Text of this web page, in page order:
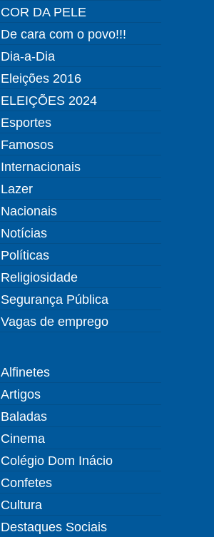
COR DA PELE
De cara com o povo!!!
Dia-a-Dia
Eleições 2016
ELEIÇÕES 2024
Esportes
Famosos
Internacionais
Lazer
Nacionais
Notícias
Políticas
Religiosidade
Segurança Pública
Vagas de emprego
Alfinetes
Artigos
Baladas
Cinema
Colégio Dom Inácio
Confetes
Cultura
Destaques Sociais